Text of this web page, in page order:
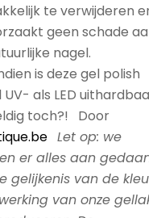
te verwijderen en
geen schade aan
nagel.
is deze gel polish
als LED uithardbaar.
toch?! Door
Let op: we
er alles aan gedaan
gelijkenis van de kleur
van onze gellak